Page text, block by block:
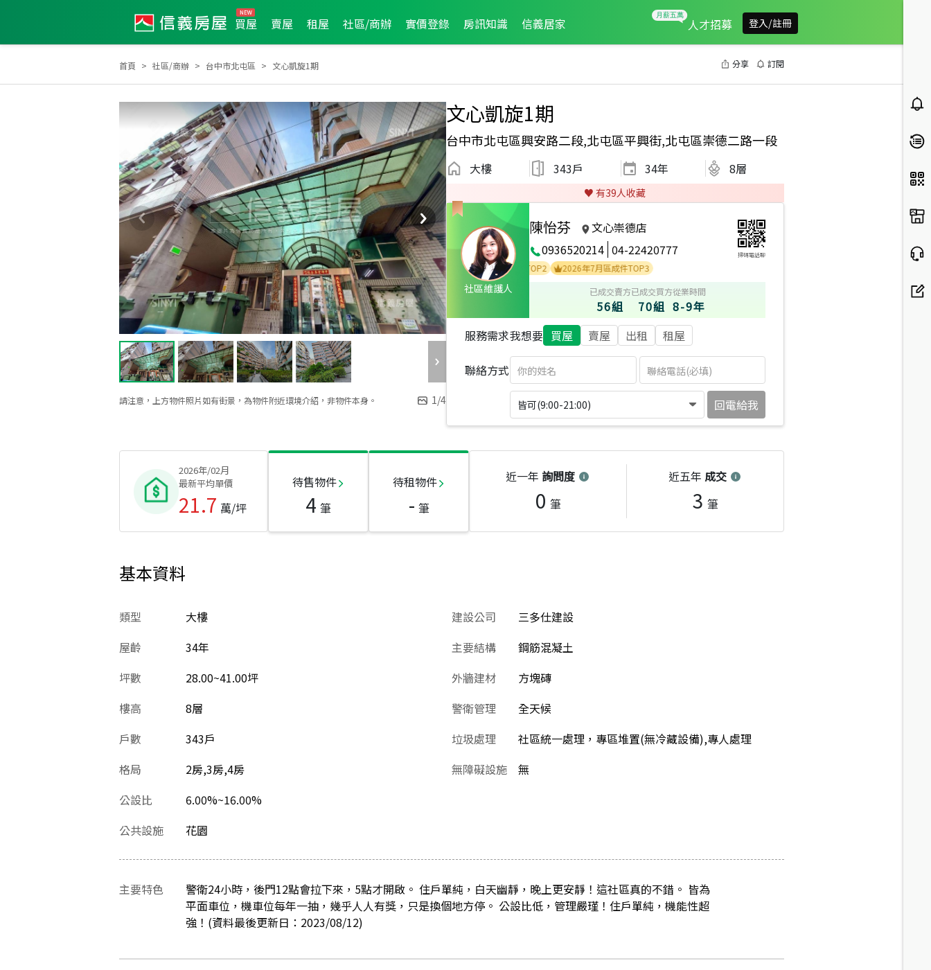
買屋 賣屋 租屋 社區/商辦 實價登錄 房訊知識 信義居家 人才招募 登入/註冊
首頁 社區/商辦 台中市北屯區 文心凱旋1期 分享 訂閱
請注意，上方物件照片如有街景，為物件附近環境介紹，非物件本身。 1/4
文心凱旋1期
台中市北屯區興安路二段,北屯區平興街,北屯區崇德二路一段
大樓 343戶 34年 8層
♥️ 有39人收藏
社區維護人
陳怡芬
文心崇德店
0936520214 04-22420777 掃碼電話聊
2020年第2季度服務品質獎 2026年1月區業績TOP1 2022年11月區業績TOP3 2022年1月區業績TOP2
2026年7月區成件TOP3
已成交賣方
56組
已成交買方
70組
從業時間
8-9年
服務需求我想要 買屋 賣屋 出租 租屋
聯絡方式
皆可(9:00-21:00) 回電給我
2026年/02月
最新平均單價
21.7 萬/坪
待售物件
4 筆
待租物件
- 筆
近一年 詢問度
0 筆
近五年 成交
3 筆
基本資料
類型
大樓
屋齡
34年
坪數
28.00~41.00坪
樓高
8層
戶數
343戶
格局
2房,3房,4房
公設比
6.00%~16.00%
建設公司
三多仕建設
主要結構
鋼筋混凝土
外牆建材
方塊磚
警衛管理
全天候
垃圾處理
社區統一處理，專區堆置(無冷藏設備),專人處理
無障礙設施
無
公共設施 花園
主要特色
警衛24小時，後門12點會拉下來，5點才開啟。 住戶單純，白天幽靜，晚上更安靜！這社區真的不錯。 皆為
平面車位，機車位每年一抽，幾乎人人有獎，只是換個地方停。 公設比低，管理嚴瑾！住戶單純，機能性超
強！(資料最後更新日：2023/08/12)